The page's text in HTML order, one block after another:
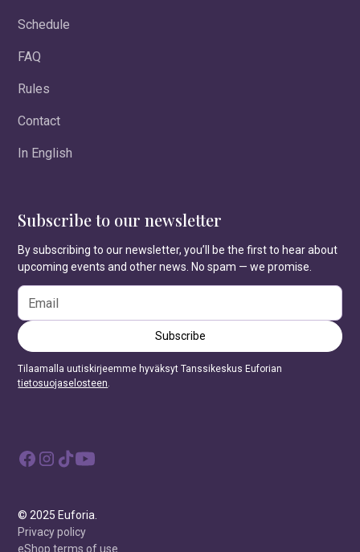
Schedule
FAQ
Rules
Contact
In English
Subscribe to our newsletter
By subscribing to our newsletter, you’ll be the first to hear about
upcoming events and other news. No spam — we promise.
Tilaamalla uutiskirjeemme hyväksyt Tanssikeskus Euforian
tietosuojaselosteen.
© 2025 Euforia.
Privacy policy
eShop terms of use